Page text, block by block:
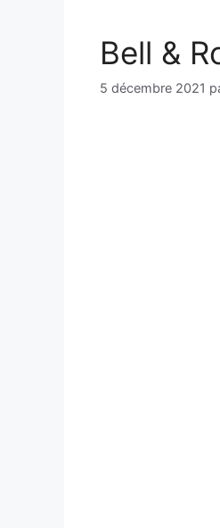
Bell &
5 décembre 2021